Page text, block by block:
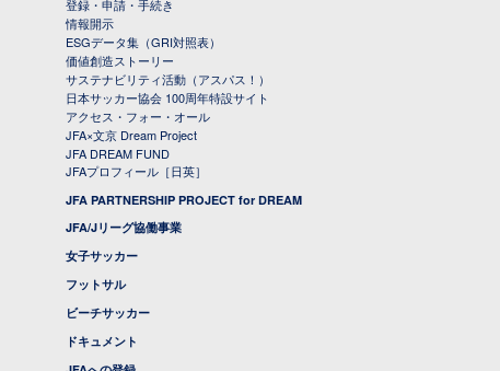
登録・申請・手続き
情報開示
ESGデータ集（GRI対照表）
価値創造ストーリー
サステナビリティ活動（アスパス！）
日本サッカー協会 100周年特設サイト
アクセス・フォー・オール
JFA×文京 Dream Project
JFA DREAM FUND
JFAプロフィール［日英］
JFA PARTNERSHIP PROJECT for DREAM
JFA/Jリーグ協働事業
女子サッカー
フットサル
ビーチサッカー
ドキュメント